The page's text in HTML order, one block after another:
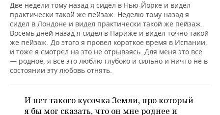
Две недели тому назад я сидел в Нью-Йорке и видел
практически такой же пейзаж. Неделю тому назад я
сидел в Лондоне и видел практически такой же пейзаж.
Восемь дней назад я сидел в Париже и видел точно такой
же пейзаж. До этого я провел короткое время в Испании,
и тоже я смотрел на это не отрываясь. Для меня это все
— родное, я все это люблю глубоко и сильно и ничто не в
состоянии эту любовь отнять.
И нет такого кусочка Земли, про который
я бы мог сказать, что он мне роднее и